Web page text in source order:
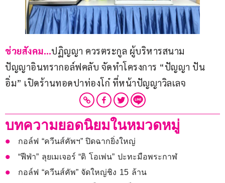
ช่วยสังคม…ปฏิญญา ควรตระกูล ผู้บริหารสนาม
ปัญญาอินทรากอล์ฟคลับ จัดทำโครงการ “ปัญญา ปัน
อิ่ม” เปิดร้านทอดปาท่องโก๋ ที่หน้าปัญญาวิลเลจ
บทความยอดนิยมในหมวดหมู่
กอล์ฟ “ควีนส์คัพฯ” ปิดฉากยิ่งใหญ่
“ฟีฟ่า” ลุยเมเจอร์ “ดิ โอเพ่น” ปะทะมือพระกาฬ
กอล์ฟ “ควีนส์คัพ” จัดใหญ่ชิง 15 ล้าน